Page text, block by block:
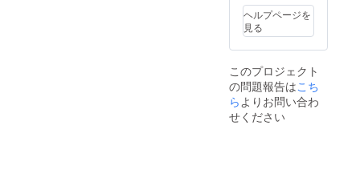
律で禁
止され
ていま
す。 ※
含まれ
ており
ます。
必ずお
届けの
リター
ンに貼
たラベ
ルや注
意書き
をご確
認くだ
ヘルプページを
見る
このプロジェクト
の問題報告はこち
ら よりお問い合わ
せください